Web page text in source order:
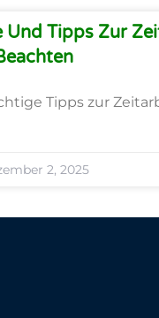
Tipps Zur
Tipps zur
2, 2025